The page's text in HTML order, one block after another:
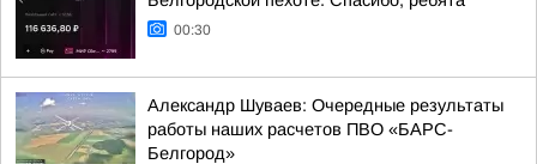
00:30
Александр Шуваев: Очередные результаты
работы наших расчетов ПВО «БАРС-
Белгород»